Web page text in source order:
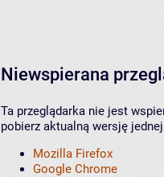
Niewspierana
Ta przeglądarka nie jest
pobierz aktualną wersję
Mozilla Firefox
Google Chrome